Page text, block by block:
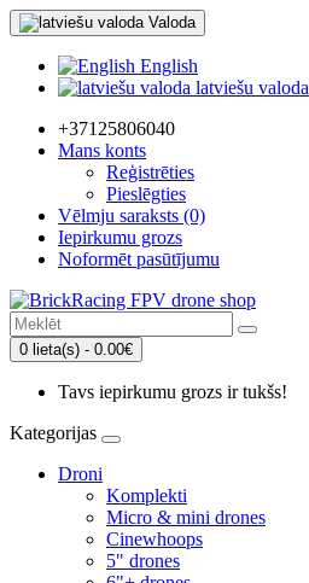
Valoda
English
latviešu valoda
+37125806040
Mans konts
Reģistrēties
Pieslēgties
Vēlmju saraksts (0)
Iepirkumu grozs
Noformēt pasūtījumu
0 lieta(s) - 0.00€
Tavs iepirkumu grozs ir tukšs!
Kategorijas
Droni
Komplekti
Micro & mini drones
Cinewhoops
5" drones